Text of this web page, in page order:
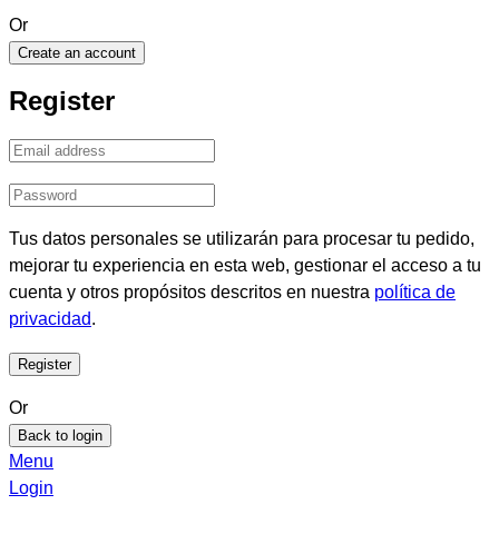
Or
Create an account
Register
Tus datos personales se utilizarán para procesar tu pedido,
mejorar tu experiencia en esta web, gestionar el acceso a tu
cuenta y otros propósitos descritos en nuestra política de
privacidad.
Or
Back to login
Menu
Login